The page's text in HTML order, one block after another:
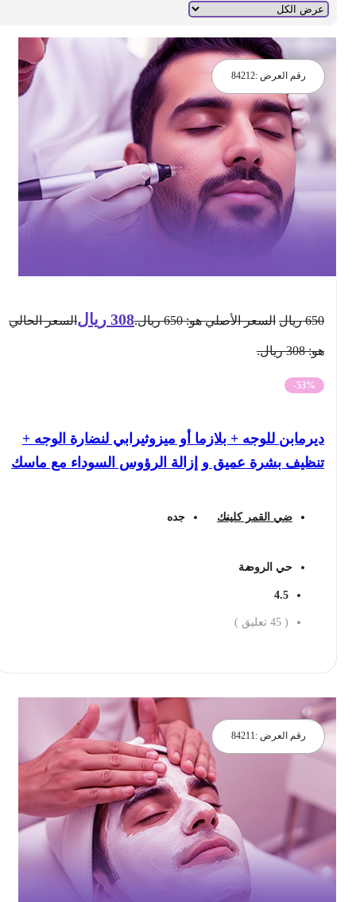
رقم العرض :84212
ريال السعر الأصلي هو: 650 ريال. 308 ريال السعر الحالي
-53%
ديرمابن للوجه + بلازما أو ميزوثيرابي لنضارة الوجه +
تنظيف بشرة عميق و إزالة الرؤوس السوداء مع ماسك
ضي القمر كلينك جده
حي الروضة
4.5
45 تعليق )
رقم العرض :84211